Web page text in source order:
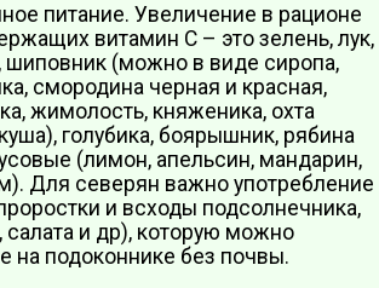
питание. Увеличение в рационе
витамин С – это зелень, лук,
шиповник (можно в виде сиропа,
смородина черная и красная,
жимолость, княженика, охта
голубика, боярышник, рябина
(лимон, апельсин, мандарин,
Для северян важно употребление
и всходы подсолнечника,
салата и др), которую можно
на подоконнике без почвы.